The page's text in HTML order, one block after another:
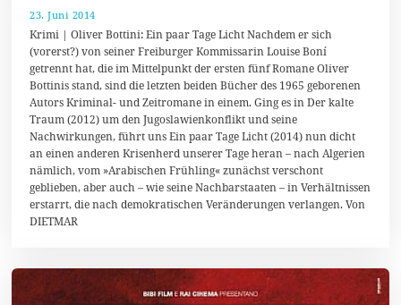
23. Juni 2014
.
M
a
i
2
0
1
8
Krimi | Oliver Bottini: Ein paar Tage Licht Nachdem er sich
(vorerst?) von seiner Freiburger Kommissarin Louise Boní
getrennt hat, die im Mittelpunkt der ersten fünf Romane Oliver
Bottinis stand, sind die letzten beiden Bücher des 1965 geborenen
Autors Kriminal- und Zeitromane in einem. Ging es in Der kalte
Traum (2012) um den Jugoslawienkonflikt und seine
Nachwirkungen, führt uns Ein paar Tage Licht (2014) nun dicht
an einen anderen Krisenherd unserer Tage heran – nach Algerien
nämlich, vom »Arabischen Frühling« zunächst verschont
geblieben, aber auch – wie seine Nachbarstaaten – in Verhältnissen
erstarrt, die nach demokratischen Veränderungen verlangen. Von
DIETMAR